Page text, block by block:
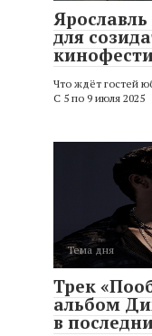
для
Что ждёт гостей
С 5 по 9 июля 2025
Тема дня
Трек
альбом
в